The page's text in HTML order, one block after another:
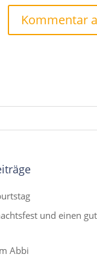
und einen
Abbi